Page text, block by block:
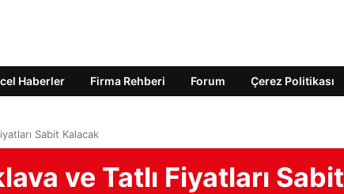
Haberler Firma Rehberi Forum Çerez Politikası
Sabit Kalacak
ve Tatlı Fiyatları Sabit